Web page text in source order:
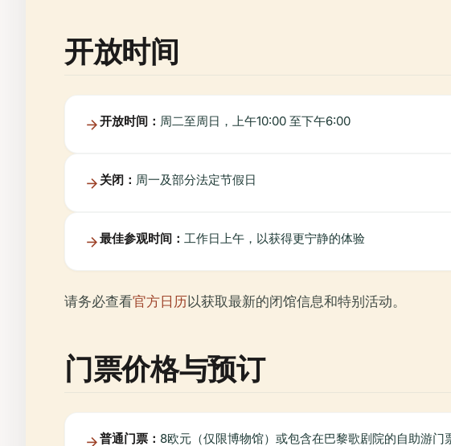
开放时间
开放时间： 周二至周日，上午10:00 至下午6:00
关闭： 周一及部分法定节假日
最佳参观时间： 工作日上午，以获得更宁静的体验
请务必查看官方日历以获取最新的闭馆信息和特别活动。
门票价格与预订
普通门票： 8欧元（仅限博物馆）或包含在巴黎歌剧院的自助游门